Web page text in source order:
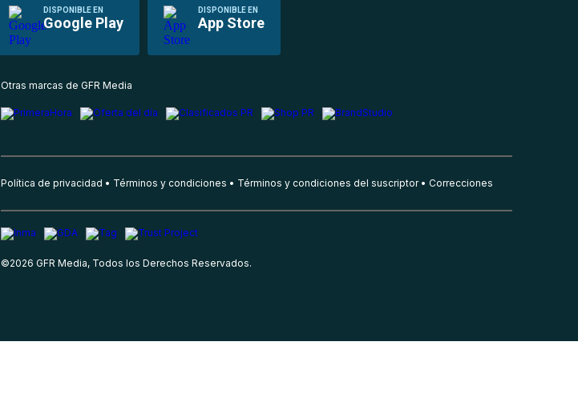
DISPONIBLE EN
Google Play
DISPONIBLE EN
App Store
Otras marcas de GFR Media
Política de privacidad Términos y condiciones Términos y condiciones del suscriptor Correcciones
©2026 GFR Media, Todos los Derechos Reservados.